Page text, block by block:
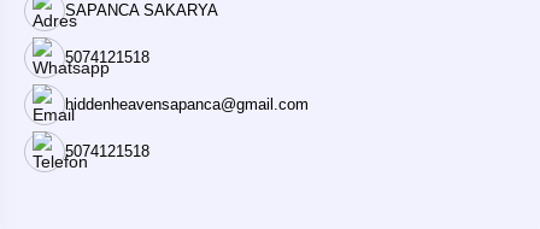
SAPANCA SAKARYA
5074121518
hiddenheavensapanca@gmail.com
5074121518